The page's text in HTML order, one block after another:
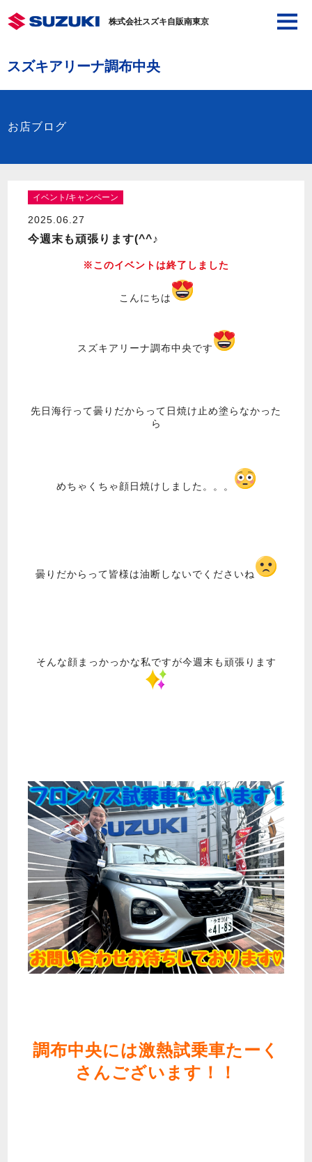
株式会社スズキ自販南東京
スズキアリーナ調布中央
お店ブログ
イベント/キャンペーン
2025.06.27
今週末も頑張ります(^^♪
※このイベントは終了しました
こんにちは
スズキアリーナ調布中央です
先日海行って曇りだからって日焼け止め塗らなかった
ら
めちゃくちゃ顔日焼けしました。。。
曇りだからって皆様は油断しないでくださいね
そんな顔まっかっかな私ですが今週末も頑張ります
調布中央には激熱試乗車たーく
さんございます！！